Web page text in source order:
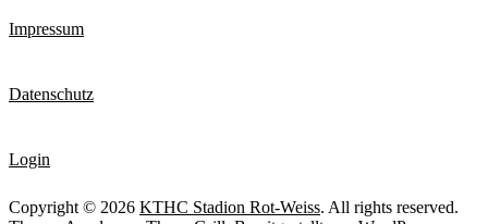
Impressum
Datenschutz
Login
Copyright © 2026 KTHC Stadion Rot-Weiss. All rights reserved.